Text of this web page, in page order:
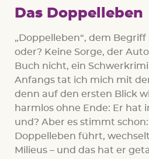
Das Doppelleben
„Doppelleben“, dem
oder? Keine Sorge, der
Buch nicht, ein
Anfangs tat ich mich mit
denn auf den ersten Blick
harmlos ohne Ende: Er hat
und? Aber es stimmt
Doppelleben führt,
Milieus – und das hat er